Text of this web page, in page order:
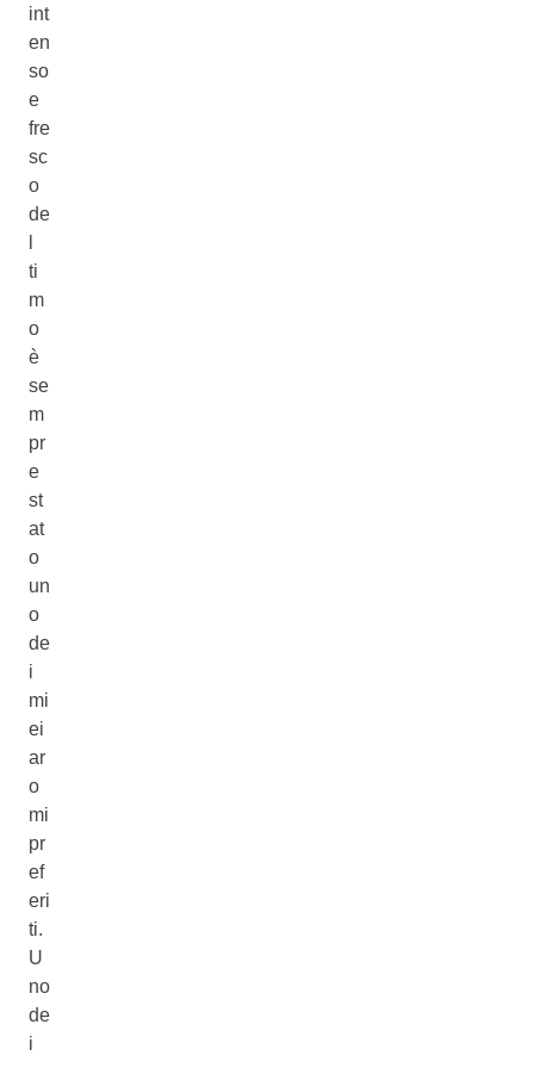
int
en
so
e
fre
sc
o
de
ti
m
o
è
se
m
pr
e
st
at
o
un
o
de
i
mi
ei
ar
o
mi
pr
ef
eri
ti.
U
no
de
i